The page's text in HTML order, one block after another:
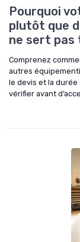
Pourquoi
plutôt que
ne sert pas
Comprenez
autres
le devis et la
vérifier avant